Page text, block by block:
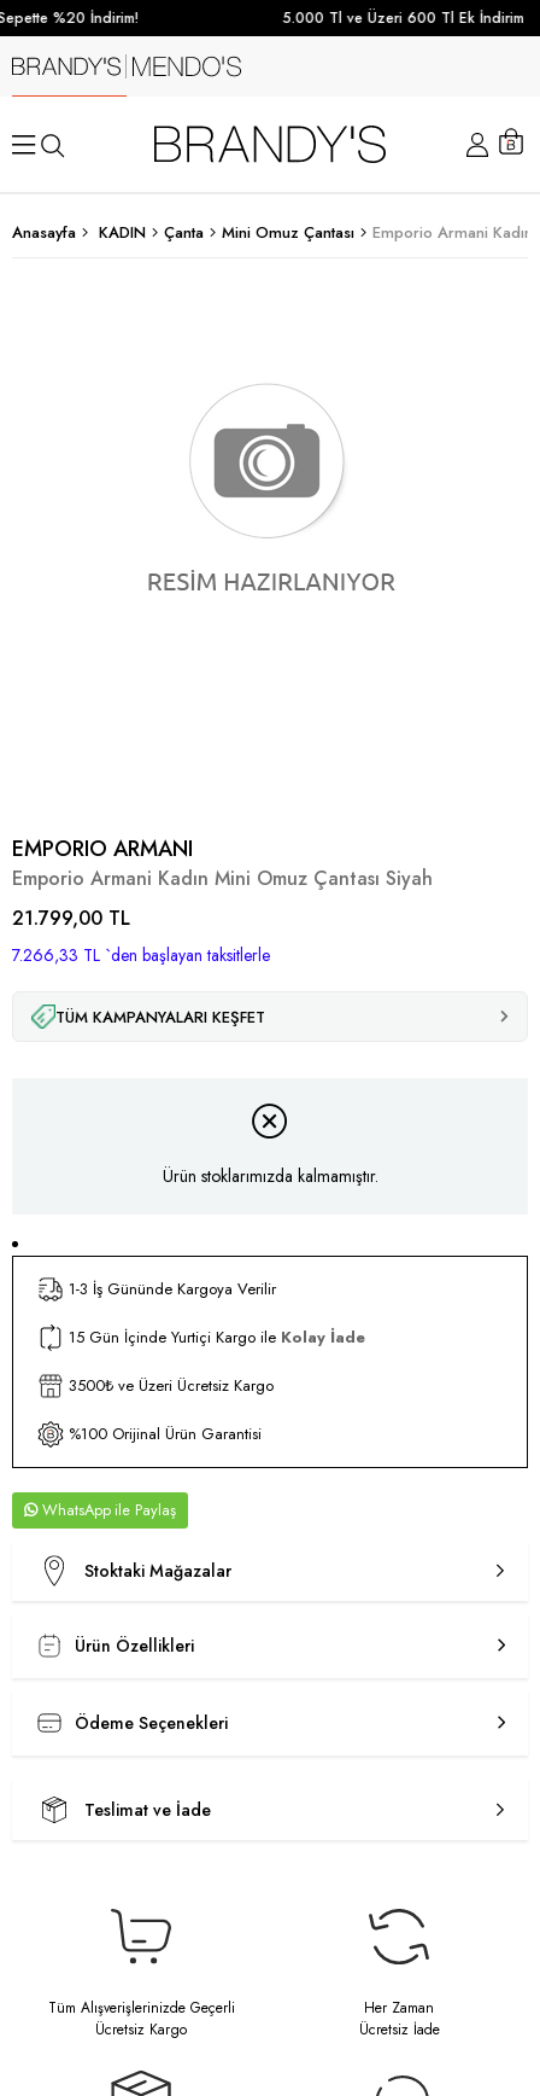
%20 İndirim! 5.000 Tl ve Üzeri 600 Tl Ek İndirim
Anasayfa KADIN Çanta Mini Omuz Çantası Emporio Armani Kadın
EMPORIO ARMANI
Emporio Armani Kadın Mini Omuz Çantası Siyah
21.799,00 TL
7.266,33 TL `den başlayan taksitlerle
TÜM KAMPANYALARI KEŞFET
Ürün stoklarımızda kalmamıştır.
1-3 İş Gününde Kargoya Verilir
15 Gün İçinde Yurtiçi Kargo ile Kolay İade
3500₺ ve Üzeri Ücretsiz Kargo
%100 Orijinal Ürün Garantisi
WhatsApp
Stoktaki Mağazalar
Ürün Özellikleri
Ödeme Seçenekleri
Teslimat ve İade
Tüm Alışverişlerinizde Geçerli
Ücretsiz Kargo
Her Zaman
Ücretsiz İade